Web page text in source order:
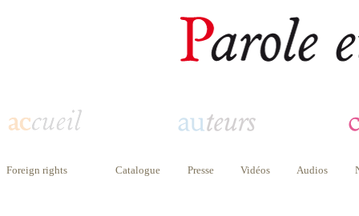
Foreign rights Catalogue Presse Vidéos Audios